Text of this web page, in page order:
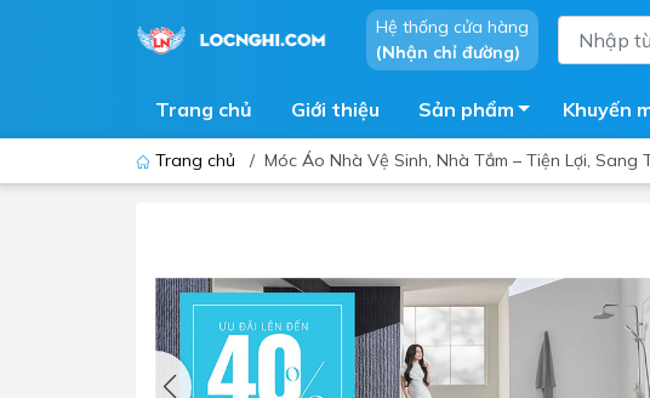
Hệ thống cửa hàng
(Nhận chỉ đường)
Trang chủ Giới thiệu Sản phẩm
Thiết bị nhà tiểu
Lavabo - Chậu rửa mặt
Vòi lavabo
Phòng tắm kính
Sen tắm đứng
Vòi sen tắm
Khuyến
Trang chủ / Móc Áo Nhà Vệ Sinh, Nhà Tắm – Tiện Lợi, Sang